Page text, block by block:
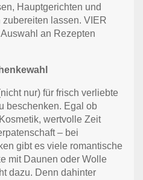
Hauptgerichten und
lassen. VIER
an Rezepten
nur) für frisch verliebte
beschenken. Egal ob
wertvolle Zeit
– bei
gibt es viele romantische
mit Daunen oder Wolle
dazu. Denn dahinter